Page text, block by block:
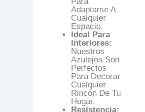
Adaptarse A
Cualquier
Espacio.
Ideal Para
Interiores:
Nuestros
Azulejos Son
Perfectos
Para Decorar
Cualquier
Rincón De Tu
Hogar.
Resistencia: